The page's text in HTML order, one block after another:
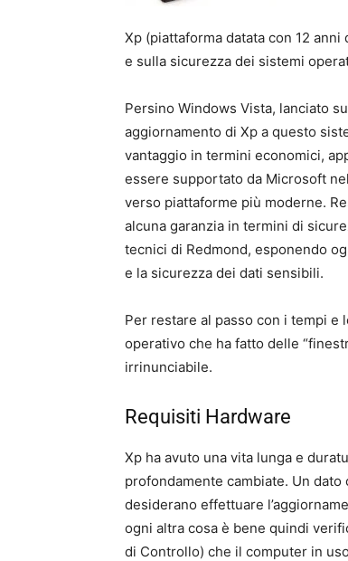
Xp (piattaforma datata con 12
e sulla sicurezza dei sistemi
Persino Windows Vista, lanciato
aggiornamento di Xp a questo
vantaggio in termini economici,
essere supportato da Microsoft
verso piattaforme più moderne.
alcuna garanzia in termini di
tecnici di Redmond, esponendo
e la sicurezza dei dati sensibili.
Per restare al passo con i tempi e
operativo che ha fatto delle
irrinunciabile.
Requisiti Hardware
Xp ha avuto una vita lunga e
profondamente cambiate. Un
desiderano effettuare
ogni altra cosa è bene quindi
di Controllo) che il computer in